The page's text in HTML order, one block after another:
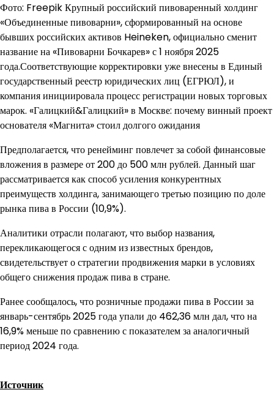
Фото: Freepik Крупный российский пивоваренный холдинг
«Объединенные пивоварни», сформированный на основе
бывших российских активов Heineken, официально сменит
название на «Пивоварни Бочкарев» с 1 ноября 2025
года.Соответствующие корректировки уже внесены в Единый
государственный реестр юридических лиц (ЕГРЮЛ), и
компания инициировала процесс регистрации новых торговых
марок. «Галицкий&Галицкий» в Москве: почему винный проект
основателя «Магнита» стоил долгого ожидания
Предполагается, что ренейминг повлечет за собой финансовые
вложения в размере от 200 до 500 млн рублей. Данный шаг
рассматривается как способ усиления конкурентных
преимуществ холдинга, занимающего третью позицию по доле
рынка пива в России (10,9%).
Аналитики отрасли полагают, что выбор названия,
перекликающегося с одним из известных брендов,
свидетельствует о стратегии продвижения марки в условиях
общего снижения продаж пива в стране.
Ранее сообщалось, что розничные продажи пива в России за
январь-сентябрь 2025 года упали до 462,36 млн дал, что на
16,9% меньше по сравнению с показателем за аналогичный
период 2024 года.
Источник